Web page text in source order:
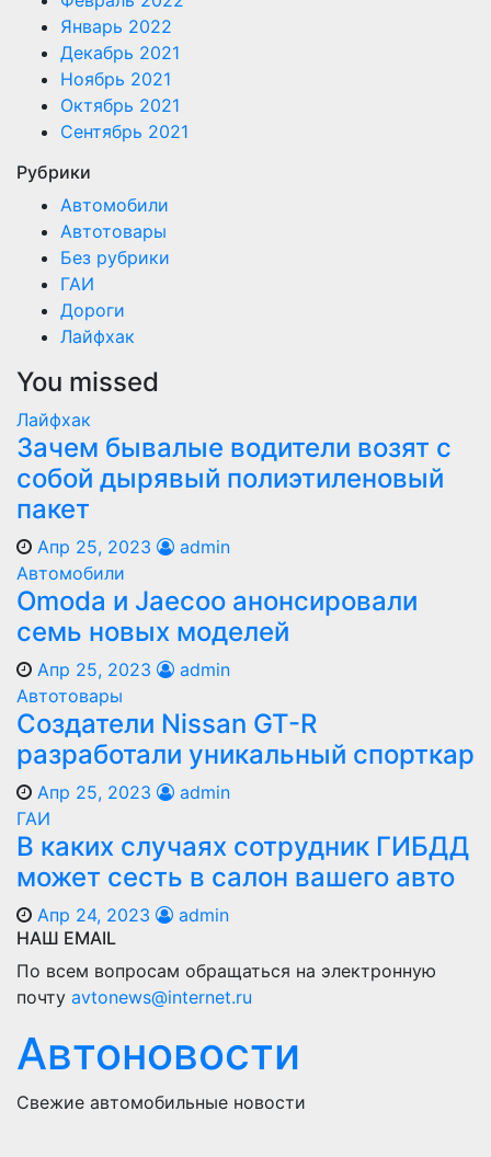
Январь 2022
Декабрь 2021
Ноябрь 2021
Октябрь 2021
Сентябрь 2021
Рубрики
Автомобили
Автотовары
Без рубрики
ГАИ
Дороги
Лайфхак
You missed
Лайфхак
Зачем бывалые водители возят с
собой дырявый полиэтиленовый
пакет
Апр 25, 2023
admin
Автомобили
Оmoda и Jaecoo анонсировали
семь новых моделей
Апр 25, 2023
admin
Автотовары
Создатели Nissan GT-R
разработали уникальный спорткар
Апр 25, 2023
admin
ГАИ
В каких случаях сотрудник ГИБДД
может сесть в салон вашего авто
Апр 24, 2023
admin
НАШ EMAIL
По всем вопросам обращаться на электронную
почту avtonews@internet.ru
Автоновости
Свежие автомобильные новости